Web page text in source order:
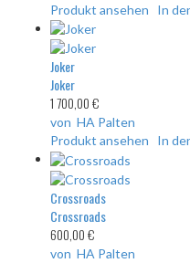
Produkt ansehen
In
Joker
Joker
1 700,00 €
von HA Palten
Produkt ansehen
In
Crossroads
Crossroads
600,00 €
von HA Palten